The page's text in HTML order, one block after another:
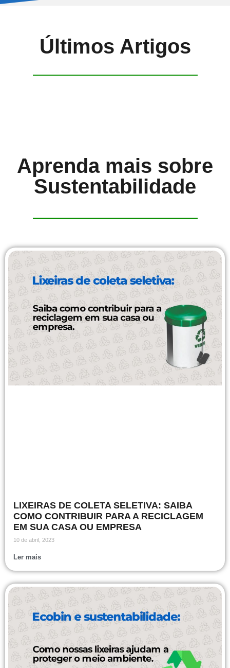
Últimos Artigos
Aprenda mais sobre
Sustentabilidade
LIXEIRAS DE COLETA SELETIVA: SAIBA
COMO CONTRIBUIR PARA A RECICLAGEM
EM SUA CASA OU EMPRESA
10 de abril, 2023
Ler mais